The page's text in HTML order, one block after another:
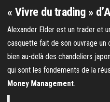
« Vivre du trading »
Alexander Elder est un trader et
casquette fait de son ouvrage un
bien au-delà des chandeliers
qui sont les fondements de la
Money Management.